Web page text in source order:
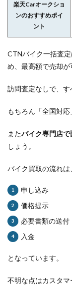
楽天Carオークショ
ンのおすすめポイ
ント
CTNバイク一括査
め、最高額で売却が
訪問査定なしで、す
もちろん「全国対応
またバイク専門店
しょう。
バイク買取の流れは
申し込み
価格提示
必要書類の送付
入金
となっています。
不明な点はカスタ